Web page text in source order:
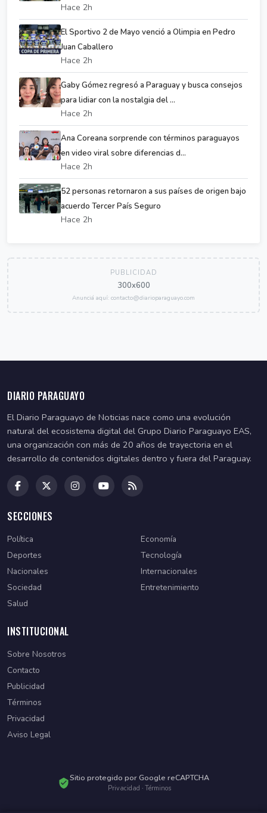
Hace 2h
El Sportivo 2 de Mayo venció a Olimpia en Pedro
Juan Caballero
Hace 2h
Gaby Gómez regresó a Paraguay y busca consejos
para lidiar con la nostalgia del ...
Hace 2h
Ana Coreana sorprende con términos paraguayos
en video viral sobre diferencias d...
Hace 2h
52 personas retornaron a sus países de origen bajo
acuerdo Tercer País Seguro
Hace 2h
PUBLICIDAD
300x600
Anunciá aquí: contacto@diarioparaguayo.com
DIARIO PARAGUAYO
El Diario Paraguayo de Noticias nace como una evolución
natural del ecosistema digital del Grupo Diario Paraguayo EAS,
una organización con más de 20 años de trayectoria en el
desarrollo de contenidos digitales dentro y fuera del Paraguay.
SECCIONES
Política
Economía
Deportes
Tecnología
Nacionales
Internacionales
Sociedad
Entretenimiento
Salud
INSTITUCIONAL
Sobre Nosotros
Contacto
Publicidad
Términos
Privacidad
Aviso Legal
Sitio protegido por Google reCAPTCHA
Privacidad · Términos